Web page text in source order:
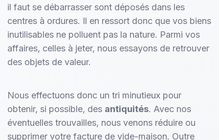
il faut se débarrasser sont déposés dans les
centres à ordures. Il en ressort donc que vos biens
inutilisables ne polluent pas la nature. Parmi vos
affaires, celles à jeter, nous essayons de retrouver
des objets de valeur.
Nous effectuons donc un tri minutieux pour
obtenir, si possible, des antiquités. Avec nos
éventuelles trouvailles, nous venons réduire ou
supprimer votre facture de vide-maison. Outre